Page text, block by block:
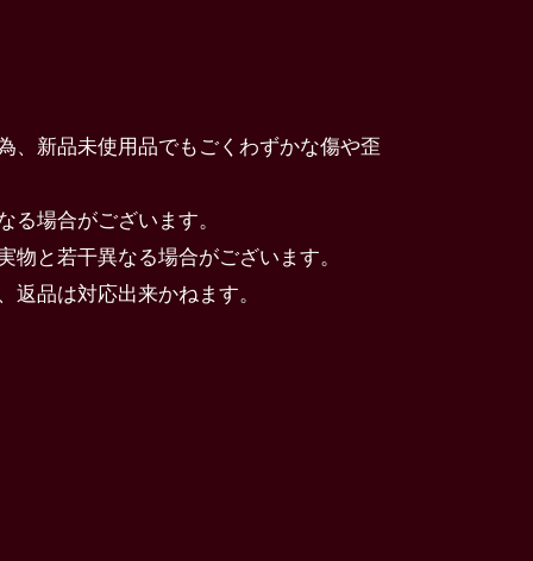
、新品未使用品でもごくわずかな傷や歪
場合がございます。
と若干異なる場合がございます。
品は対応出来かねます。